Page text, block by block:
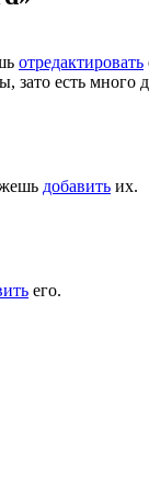
отредактировать
зато есть много
добавить их.
его.